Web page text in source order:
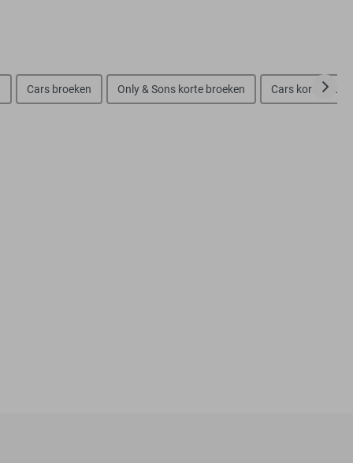
Cars broeken Only & Sons korte broeken Cars korte